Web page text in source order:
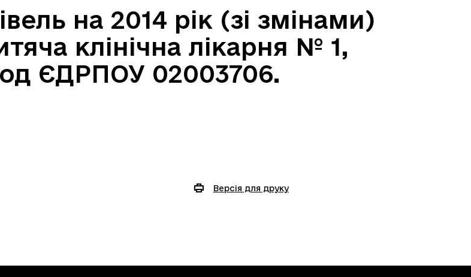
на 2014 рік (зі змінами)
клінічна лікарня № 1,
ЄДРПОУ 02003706.
Версія для друку